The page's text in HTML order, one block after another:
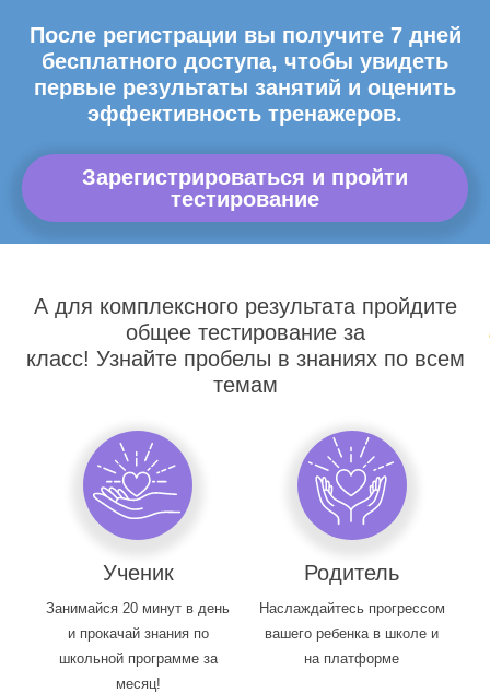
После регистрации вы получите 7 дней
бесплатного доступа, чтобы увидеть
первые результаты занятий и оценить
эффективность тренажеров.
Зарегистрироваться и пройти
тестирование
А для комплексного результата пройдите
общее тестирование за
класс! Узнайте пробелы в знаниях по всем
темам
Ученик
Занимайся 20 минут в день
и прокачай знания по
школьной программе за
месяц!
Родитель
Наслаждайтесь прогрессом
вашего ребенка в школе и
на платформе